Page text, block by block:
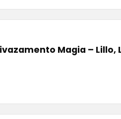
Magia – Lillo,